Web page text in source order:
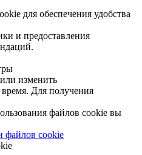
для обеспечения удобства
и предоставления
изменить
время. Для получения
файлов cookie вы
файлов cookie